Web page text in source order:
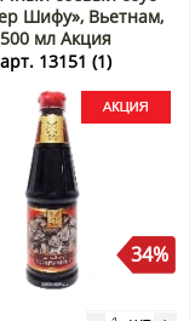
Шифу», Вьетнам,
500 мл Акция
арт. 13151 (1)
34%